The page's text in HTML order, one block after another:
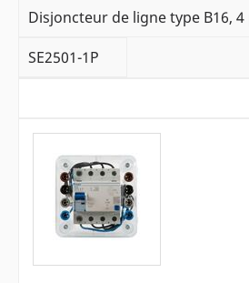
Disjoncteur de ligne type B16, 4
SE2501-1P